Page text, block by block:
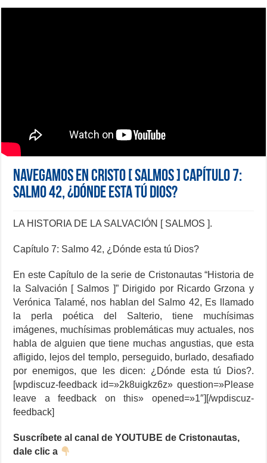
NAVEGAMOS EN CRISTO [ SALMOS ] Capítulo 7:
Salmo 42, ¿Dónde esta tú Dios?
LA HISTORIA DE LA SALVACIÓN [ SALMOS ].
Capítulo 7: Salmo 42, ¿Dónde esta tú Dios?
En este Capítulo de la serie de Cristonautas “Historia de
la Salvación [ Salmos ]” Dirigido por Ricardo Grzona y
Verónica Talamé, nos hablan del Salmo 42, Es llamado
la perla poética del Salterio, tiene muchísimas
imágenes, muchísimas problemáticas muy actuales, nos
habla de alguien que tiene muchas angustias, que esta
afligido, lejos del templo, perseguido, burlado, desafiado
por enemigos, que les dicen: ¿Dónde esta tú Dios?.
[wpdiscuz-feedback id=»2k8uigkz6z» question=»Please
leave a feedback on this» opened=»1″][/wpdiscuz-
feedback]
Suscríbete al canal de YOUTUBE de Cristonautas,
dale clic a